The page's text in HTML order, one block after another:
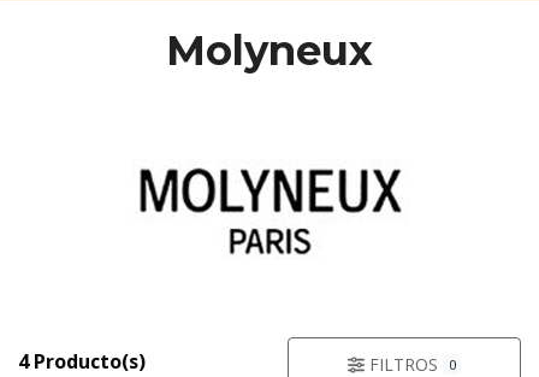
Molyneux
4 Producto(s) FILTROS 0